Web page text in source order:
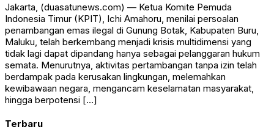
Jakarta, (duasatunews.com) — Ketua Komite Pemuda
Indonesia Timur (KPIT), Ichi Amahoru, menilai persoalan
penambangan emas ilegal di Gunung Botak, Kabupaten Buru,
Maluku, telah berkembang menjadi krisis multidimensi yang
tidak lagi dapat dipandang hanya sebagai pelanggaran hukum
semata. Menurutnya, aktivitas pertambangan tanpa izin telah
berdampak pada kerusakan lingkungan, melemahkan
kewibawaan negara, mengancam keselamatan masyarakat,
hingga berpotensi […]
Terbaru